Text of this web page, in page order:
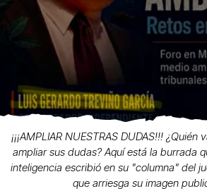
¡¡¡AMPLIAR NUESTRAS DUDAS!!!
ampliar sus dudas? Aquí está la burrada
inteligencia escribió en su "columna" del
que arriesga su imagen